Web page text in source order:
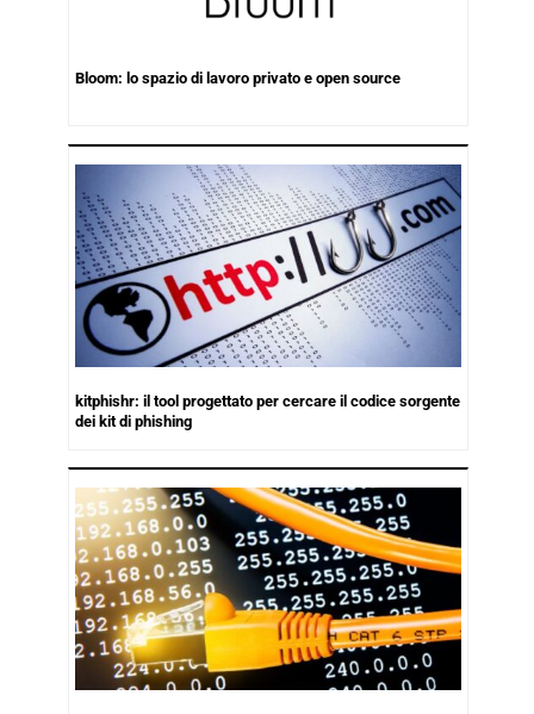
Bloom: lo spazio di lavoro privato e open source
kitphishr: il tool progettato per cercare il codice sorgente
dei kit di phishing